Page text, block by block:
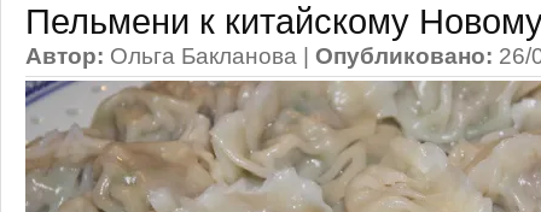
Пельмени к китайскому
Автор: Ольга Бакланова | Опубликовано: 26/